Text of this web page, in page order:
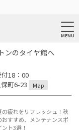
ンのタイヤ館へ
18：00
町6-23
Map
の疲れをリフレッシュ！秋
おすすめ、メンテナンスポ
ント3選！